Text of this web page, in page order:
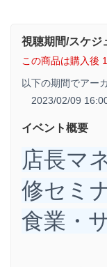
視聴期間/スケジ
この商品は購入後
以下の期間でアー
2023/02/09
イベント概要
店長マ
修セミ
食業・